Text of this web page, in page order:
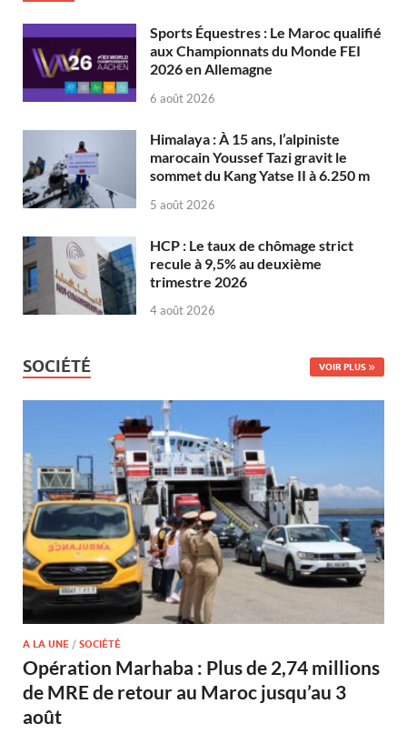
Sports Équestres : Le Maroc qualifié
aux Championnats du Monde FEI
2026 en Allemagne
6 août 2026
Himalaya : À 15 ans, l’alpiniste
marocain Youssef Tazi gravit le
sommet du Kang Yatse II à 6.250 m
5 août 2026
HCP : Le taux de chômage strict
recule à 9,5% au deuxième
trimestre 2026
4 août 2026
SOCIÉTÉ VOIR PLUS
A LA UNE / SOCIÉTÉ
Opération Marhaba : Plus de 2,74 millions
de MRE de retour au Maroc jusqu’au 3
août